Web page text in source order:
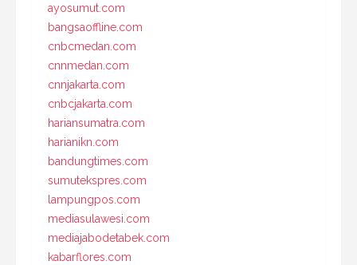
ayosumut.com
bangsaoffline.com
cnbcmedan.com
cnnmedan.com
cnnjakarta.com
cnbcjakarta.com
hariansumatra.com
harianikn.com
bandungtimes.com
sumutekspres.com
lampungpos.com
mediasulawesi.com
mediajabodetabek.com
kabarflores.com